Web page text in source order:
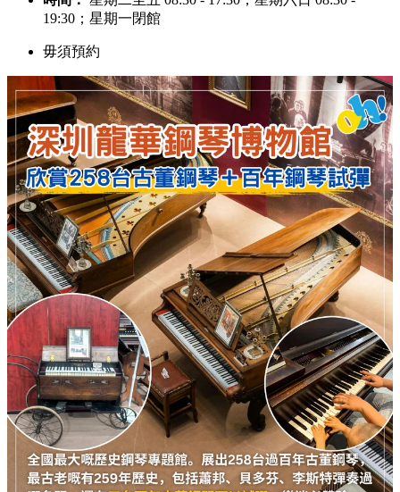
19:30；星期一閉館
毋須預約